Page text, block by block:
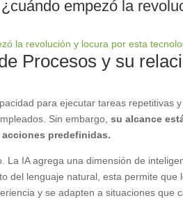
empezó la
Procesos y su
para ejecutar tareas repetitivas
Sin embargo,su alcance
predefinidas.
IA agrega una dimensión de
del lenguaje natural, esta permite que
y se adapten a situaciones que